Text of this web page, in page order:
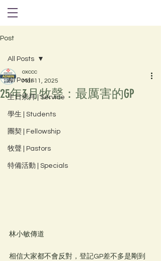
Post
All Posts
主日崇拜 | Service
學生 | Students
團契 | Fellowship
牧聲 | Pastors
特備活動 | Specials
All Posts
25年3月牧聲：最厲害的GP
oxccc
Mar 11, 2025
林小敏傳道
相信大家都不會反對，登記GP差不多是剛到